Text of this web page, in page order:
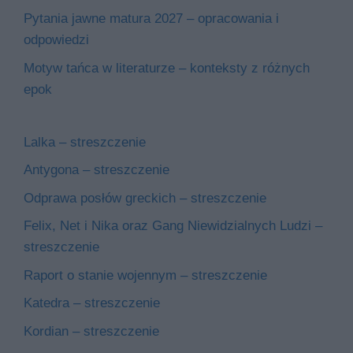
Pytania jawne matura 2027 – opracowania i
odpowiedzi
Motyw tańca w literaturze – konteksty z różnych
epok
Lalka – streszczenie
Antygona – streszczenie
Odprawa posłów greckich – streszczenie
Felix, Net i Nika oraz Gang Niewidzialnych Ludzi –
streszczenie
Raport o stanie wojennym – streszczenie
Katedra – streszczenie
Kordian – streszczenie